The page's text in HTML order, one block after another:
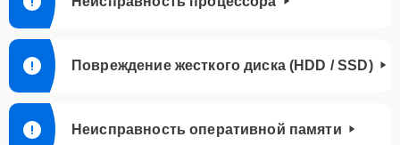
Повреждение жесткого диска (HDD / SSD)
Неисправность оперативной памяти